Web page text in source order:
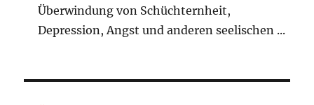
Überwindung von Schüchternheit,
Depression, Angst und anderen seelischen ...